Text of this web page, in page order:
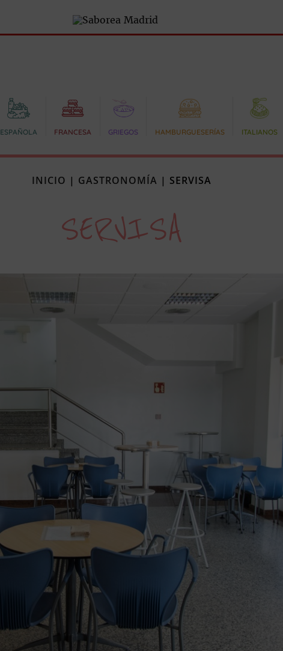
ESPAÑOLA FRANCESA GRIEGOS HAMBURGUESERÍAS ITALIANOS
INICIO | GASTRONOMÍA | SERVISA
SERVISA